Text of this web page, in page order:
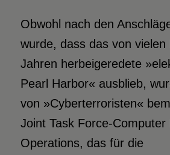
Obwohl nach den
wurde, dass das von vielen
Jahren herbeigeredete
Pearl Harbor« ausblieb,
von »Cyberterroristen«
Joint Task Force-Computer
Operations, das für die